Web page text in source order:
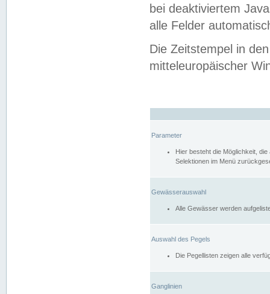
bei deaktiviertem
alle Felder
Die Zeitstempel in
mitteleuropäischer
Parameter
Hier besteht die Möglichkeit,
Selektionen im Menü
Gewässerauswahl
Alle Gewässer werden
Auswahl des Pegels
Die Pegellisten zeigen alle
Ganglinien